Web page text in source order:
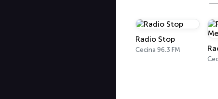
Radio Stop
Cecina 96.3 FM